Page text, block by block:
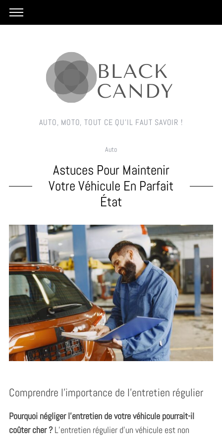
AUTO, MOTO, TOUT CE QU'IL FAUT SAVOIR !
Auto
Astuces Pour Maintenir
Votre Véhicule En Parfait
État
Comprendre l’importance de l’entretien régulier
Pourquoi négliger l’entretien de votre véhicule pourrait-il
coûter cher ?L’entretien régulier d’un véhicule est non